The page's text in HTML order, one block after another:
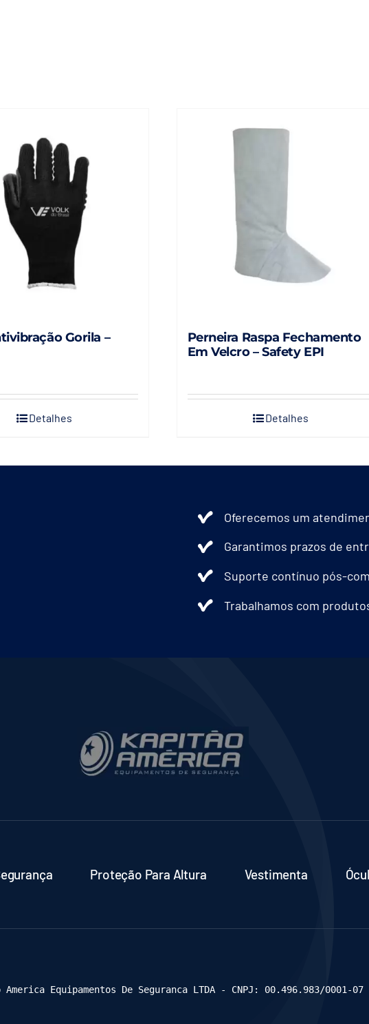
Gorila –
Detalhes
Perneira Raspa Fechamento
Em Velcro – Safety EPI
Detalhes
Oferecemos um
Garantimos prazos de
Suporte contínuo pós-
Trabalhamos com
Proteção Para Altura Vestimenta
America Equipamentos De Seguranca LTDA - CNPJ: 00.496.983/0001-07